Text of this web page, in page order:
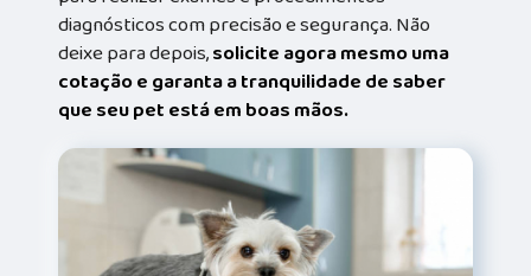
diagnósticos com precisão e segurança. Não
deixe para depois,solicite agora mesmo uma
cotação e garanta a tranquilidade de saber
que seu pet está em boas mãos.